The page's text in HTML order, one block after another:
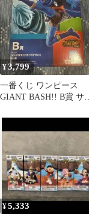
¥3,799
一番くじ ワンピース
GIANT BASH!! B賞 サン
¥5,333